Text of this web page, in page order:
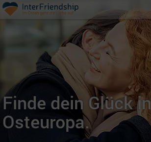
Finde dein Glück in
Osteuropa.